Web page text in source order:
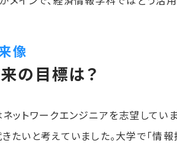
像
の目標は？
ットワークエンジニアを志望してい
たいと考えていました。大学で「情